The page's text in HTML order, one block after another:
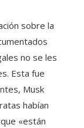
sobre la
no se les
Esta fue
Musk
habían
«están